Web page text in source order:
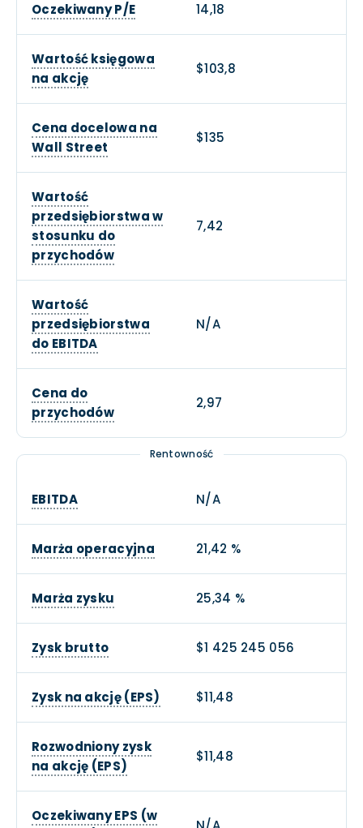
Oczekiwany P/E 14,18
Wartość księgowa
na akcję
$103,8
Cena docelowa na
Wall Street
$135
Wartość
przedsiębiorstwa w
stosunku do
przychodów
7,42
Wartość
przedsiębiorstwa
do EBITDA
N/A
Cena do
przychodów
2,97
Rentowność
EBITDA N/A
Marża operacyjna 21,42 %
Marża zysku 25,34 %
Zysk brutto $1 425 245 056
Zysk na akcję (EPS) $11,48
Rozwodniony zysk
na akcję (EPS)
$11,48
Oczekiwany EPS (w